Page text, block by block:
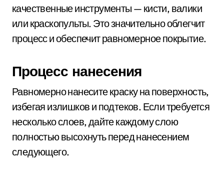
качественные инструменты — кисти, валики
или краскопульты. Это значительно облегчит
процесс и обеспечит равномерное покрытие.
Процесс нанесения
Равномерно нанесите краску на поверхность,
избегая излишков и подтеков. Если требуется
несколько слоев, дайте каждому слою
полностью высохнуть перед нанесением
следующего.